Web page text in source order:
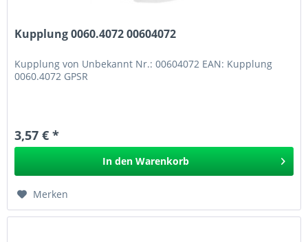
Kupplung 0060.4072 00604072
Kupplung von Unbekannt Nr.: 00604072 EAN: Kupplung
0060.4072 GPSR
3,57 € *
In den Warenkorb
Merken